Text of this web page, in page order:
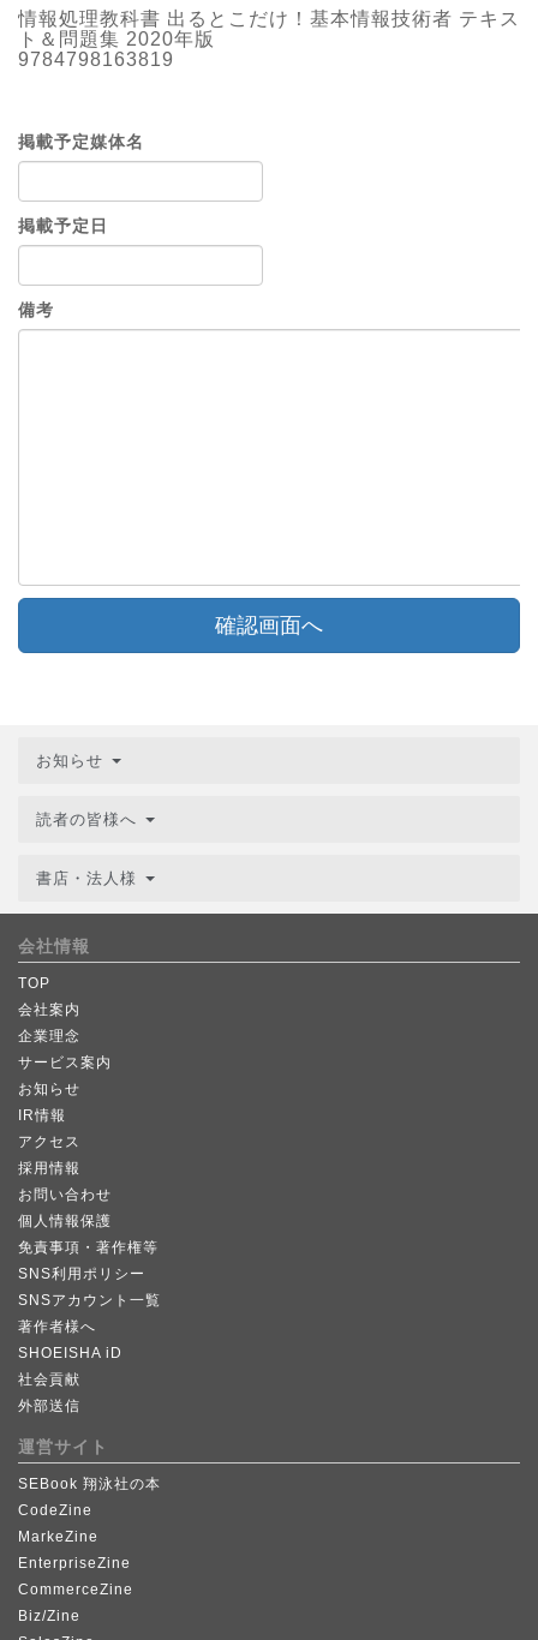
情報処理教科書 出るとこだけ！基本情報技術者 テキス
ト＆問題集 2020年版
9784798163819
掲載予定媒体名
掲載予定日
備考
確認画面へ
お知らせ
読者の皆様へ
書店・法人様
会社情報
TOP
会社案内
企業理念
サービス案内
お知らせ
IR情報
アクセス
採用情報
お問い合わせ
個人情報保護
免責事項・著作権等
SNS利用ポリシー
SNSアカウント一覧
著作者様へ
SHOEISHA iD
社会貢献
外部送信
運営サイト
SEBook 翔泳社の本
CodeZine
MarkeZine
EnterpriseZine
CommerceZine
Biz/Zine